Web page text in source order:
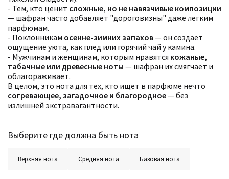
- Тем, кто ценит сложные, но не навязчивые композиции
— шафран часто добавляет "дороговизны" даже легким
парфюмам.
- Поклонникам осенне-зимних запахов— он создает
ощущение уюта, как плед или горячий чай у камина.
- Мужчинам и женщинам, которым нравятся кожаные,
табачные или древесные ноты — шафран их смягчает и
облагораживает.
В целом, это нота для тех, кто ищет в парфюме нечто
согревающее, загадочное и благородное— без
излишней экстравагантности.
Выберите где должна быть нота
Верхняя нота Средняя нота Базовая нота